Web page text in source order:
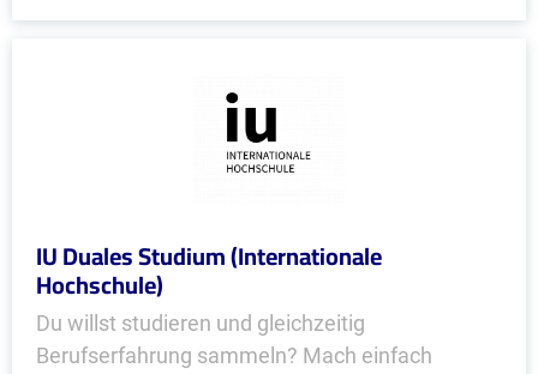
IU Duales Studium (Internationale
Hochschule)
Du willst studieren und gleichzeitig
Berufserfahrung sammeln? Mach einfach